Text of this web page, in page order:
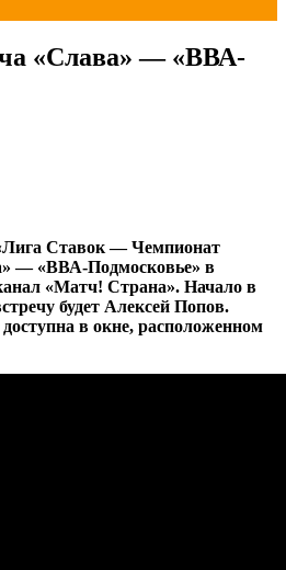
«Слава» — «ВВА-
Ставок — Чемпионат
— «ВВА-Подмосковье» в
«Матч! Страна». Начало в
будет Алексей Попов.
в окне, расположенном